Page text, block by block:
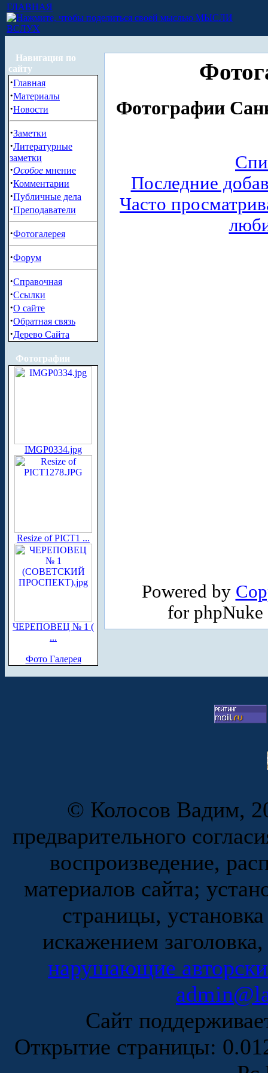
ГЛАВНАЯ
МЫСЛИ
ВСЛУХ
Навигация по
сайту
·Главная
·Материалы
·Новости
·Заметки
·Литературные
заметки
·Особое мнение
·Комментарии
·Публичные дела
·Преподаватели
·Фотогалерея
·Форум
·Справочная
·Ссылки
·О сайте
·Обратная связь
·Дерево Сайта
Фотографии
IMGP0334.jpg
Resize of PICT1 ...
ЧЕРЕПОВЕЦ № 1 (
...
Фото Галерея
Фотографии
Последние
Часто
Powered by
for
© Колосов Вадим,
предварительного
воспроизведение,
материалов сайта;
страницы,
искажением
нарушающие
Сайт
Открытие страницы: